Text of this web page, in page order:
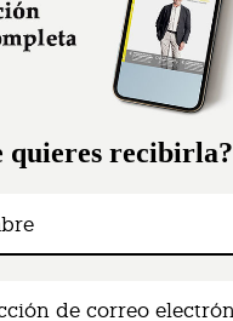
quieres recibirla?